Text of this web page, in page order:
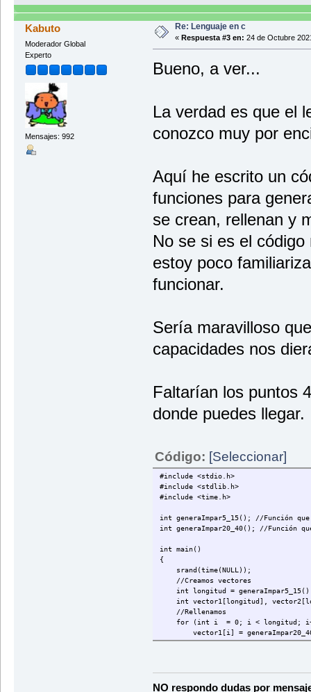
Kabuto
Moderador Global
Experto
Mensajes: 992
Re: Lenguaje en c
« Respuesta #3 en: 24 de Octubre
Bueno, a ver...
La verdad es que el
conozco muy por
Aquí he escrito un
funciones para
se crean, rellenan y
No se si es el
estoy poco
funcionar.
Sería maravilloso
capacidades nos
Faltarían los puntos
donde puedes llegar.
Código: [Seleccionar]
#include <stdio.h>
#include <stdlib.h>
#include <time.h>
int generaImpar5_15(); //Función
int generaImpar20_40(); //Función
int main()
{
srand(time(NULL));
//Creamos vectores
int longitud =
int vector1[longitud],
//Rellenamos
for (int i = 0; i < longitud;
vector1[i] =
vector2[i] =
printf("Vector 1:\n");
for (int i = 0; i < longitud;
NO respondo dudas por